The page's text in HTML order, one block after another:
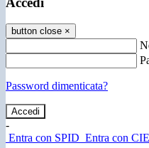
button close ×
Password dimenticata?
-
Entra con SPID Entra con CIE